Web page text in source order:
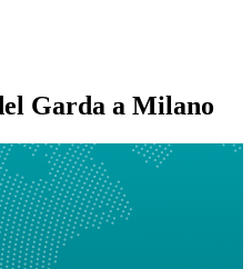
Garda a Milano